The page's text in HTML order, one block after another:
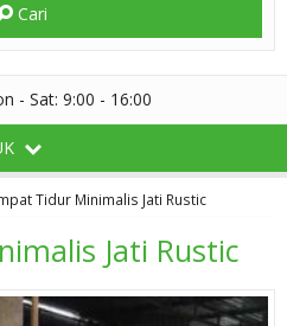
Cari
- Sat: 9:00 - 16:00
Tidur Minimalis Jati Rustic
Jati Rustic